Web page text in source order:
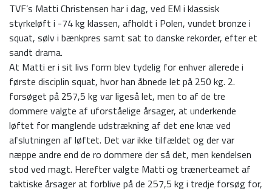
TVF’s Matti Christensen har i dag, ved EM i klassisk
styrkeløft i -74 kg klassen, afholdt i Polen, vundet bronze i
squat, sølv i bænkpres samt sat to danske rekorder, efter et
sandt drama.
At Matti er i sit livs form blev tydelig for enhver allerede i
første disciplin squat, hvor han åbnede let på 250 kg. 2.
forsøget på 257,5 kg var ligeså let, men to af de tre
dommere valgte af uforståelige årsager, at underkende
løftet for manglende udstrækning af det ene knæ ved
afslutningen af løftet. Det var ikke tilfældet og der var
næppe andre end de ro dommere der så det, men kendelsen
stod ved magt. Herefter valgte Matti og trænerteamet af
taktiske årsager at forblive på de 257,5 kg i tredje forsøg for,